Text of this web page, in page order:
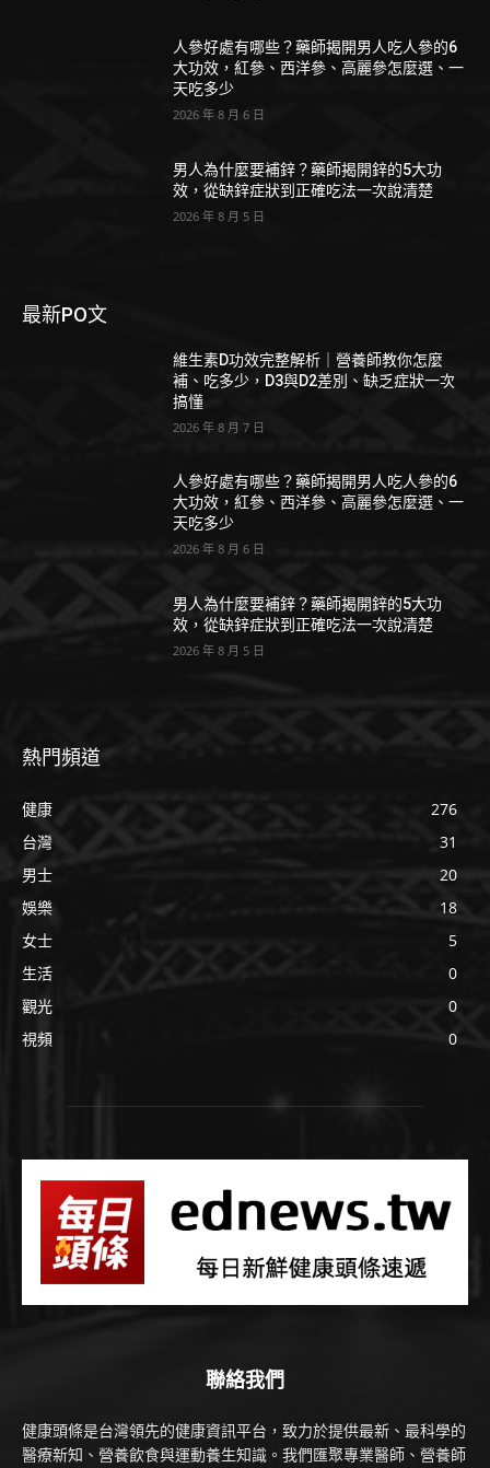
人參好處有哪些？藥師揭開男人吃人參的6
大功效，紅參、西洋參、高麗參怎麼選、一
天吃多少
2026 年 8 月 6 日
男人為什麼要補鋅？藥師揭開鋅的5大功
效，從缺鋅症狀到正確吃法一次說清楚
2026 年 8 月 5 日
最新PO文
維生素D功效完整解析｜營養師教你怎麼
補、吃多少，D3與D2差別、缺乏症狀一次
搞懂
2026 年 8 月 7 日
人參好處有哪些？藥師揭開男人吃人參的6
大功效，紅參、西洋參、高麗參怎麼選、一
天吃多少
2026 年 8 月 6 日
男人為什麼要補鋅？藥師揭開鋅的5大功
效，從缺鋅症狀到正確吃法一次說清楚
2026 年 8 月 5 日
熱門頻道
健康
276
台灣
31
男士
20
娛樂
18
女士
5
生活
0
觀光
0
視頻
0
聯絡我們
健康頭條是台灣領先的健康資訊平台，致力於提供最新、最科學的
醫療新知、營養飲食與運動養生知識。我們匯聚專業醫師、營養師